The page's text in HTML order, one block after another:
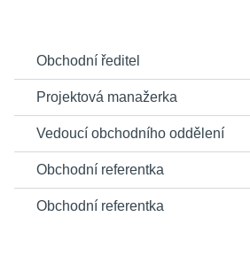
Obchodní ředitel
Projektová manažerka
Vedoucí obchodního oddělení
Obchodní referentka
Obchodní referentka